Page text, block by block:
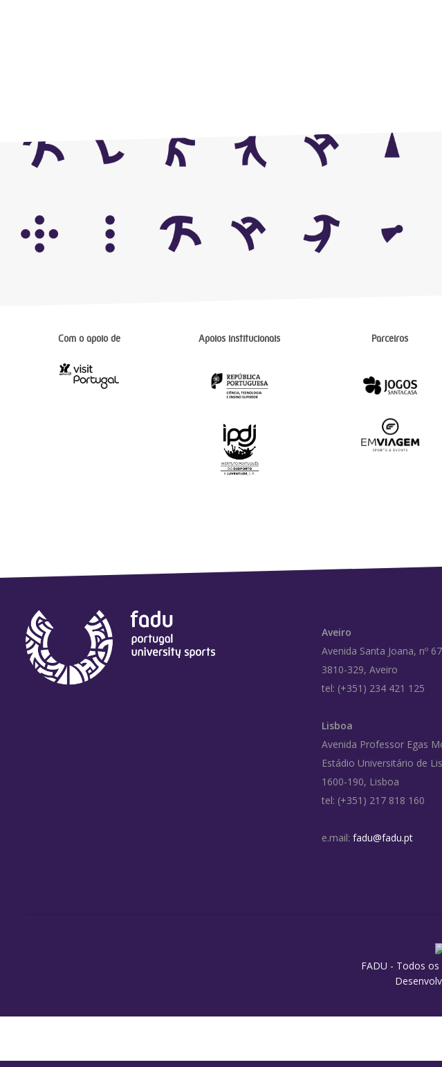
Com o apoio de Apoios institucionais Parceiros
Aveiro
Avenida Santa Joana, nº
3810-329, Aveiro
tel: (+351) 234 421 125
Lisboa
Avenida Professor Egas
Estádio Universitário de
1600-190, Lisboa
tel: (+351) 217 818 160
e.mail: fadu@fadu.pt
FADU - Todos